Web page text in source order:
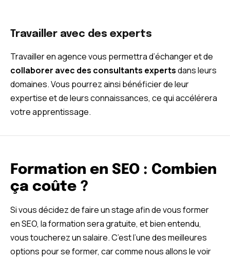
Travailler avec des experts
Travailler en agence vous permettra d’échanger et de
collaborer avec des consultants expertsdans leurs
domaines. Vous pourrez ainsi bénéficier de leur
expertise et de leurs connaissances, ce qui accélérera
votre apprentissage.
Formation en SEO : Combien
ça coûte ?
Si vous décidez de faire un stage afin de vous former
en SEO, la formation sera gratuite, et bien entendu,
vous toucherez un salaire. C’est l’une des meilleures
options pour se former, car comme nous allons le voir